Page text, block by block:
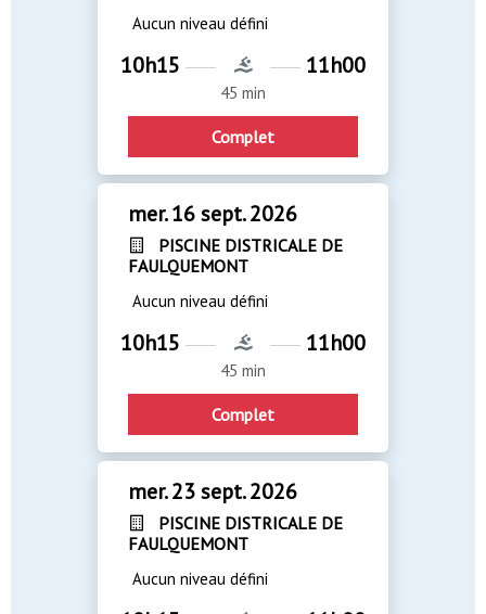
Aucun niveau défini
10h15 11h00
45 min
Complet
mer. 16 sept. 2026
PISCINE DISTRICALE DE
FAULQUEMONT
Aucun niveau défini
10h15 11h00
45 min
Complet
mer. 23 sept. 2026
PISCINE DISTRICALE DE
FAULQUEMONT
Aucun niveau défini